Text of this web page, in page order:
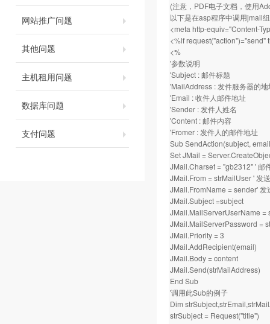
网站推广问题
其他问题
主机租用问题
数据库问题
支付问题
(注意，PDF电子文档，使用
以下是在asp程序中调用jmail
<meta http-equiv="Content-
<%if request("action")="send"
<%
'参数说明
'Subject : 邮件标题
'MailAddress : 发件服务器的
'Email : 收件人邮件地址
'Sender : 发件人姓名
'Content : 邮件内容
'Fromer : 发件人的邮件地址
Sub SendAction(subject,
Set JMail =
JMail.Charset = "gb2312" ' 邮
JMail.From = strMailUser ' 发
JMail.FromName = sender' 发
JMail.Subject =subject
JMail.MailServerUserName =
JMail.MailServerPassword =
JMail.Priority = 3
JMail.AddRecipient(email)
JMail.Body = content
JMail.Send(strMailAddress)
End Sub
'调用此Sub的例子
Dim
strSubject = Request("title")